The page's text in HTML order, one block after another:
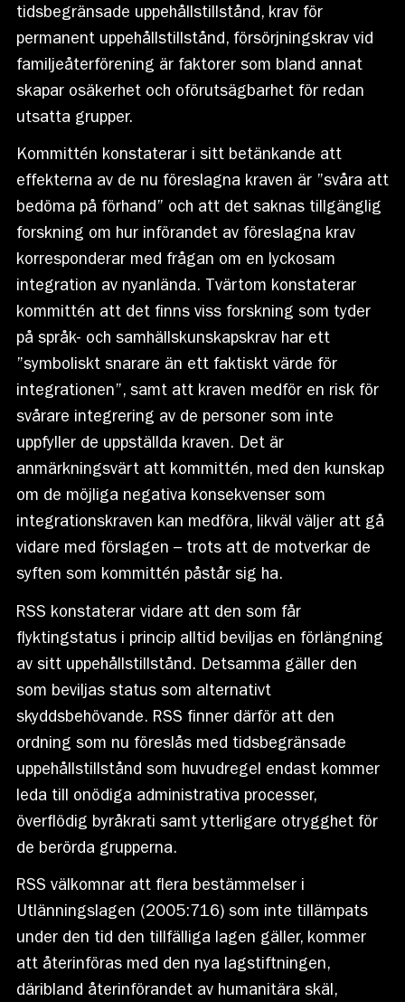
tidsbegränsade uppehållstillstånd, krav för
permanent uppehållstillstånd, försörjningskrav vid
familjeåterförening är faktorer som bland annat
skapar osäkerhet och oförutsägbarhet för redan
utsatta grupper.
Kommittén konstaterar i sitt betänkande att
effekterna av de nu föreslagna kraven är ”svåra att
bedöma på förhand” och att det saknas tillgänglig
forskning om hur införandet av föreslagna krav
korresponderar med frågan om en lyckosam
integration av nyanlända. Tvärtom konstaterar
kommittén att det finns viss forskning som tyder
på språk- och samhällskunskapskrav har ett
”symboliskt snarare än ett faktiskt värde för
integrationen”, samt att kraven medför en risk för
svårare integrering av de personer som inte
uppfyller de uppställda kraven. Det är
anmärkningsvärt att kommittén, med den kunskap
om de möjliga negativa konsekvenser som
integrationskraven kan medföra, likväl väljer att gå
vidare med förslagen – trots att de motverkar de
syften som kommittén påstår sig ha.
RSS konstaterar vidare att den som får
flyktingstatus i princip alltid beviljas en förlängning
av sitt uppehållstillstånd. Detsamma gäller den
som beviljas status som alternativt
skyddsbehövande. RSS finner därför att den
ordning som nu föreslås med tidsbegränsade
uppehållstillstånd som huvudregel endast kommer
leda till onödiga administrativa processer,
överflödig byråkrati samt ytterligare otrygghet för
de berörda grupperna.
RSS välkomnar att flera bestämmelser i
Utlänningslagen (2005:716) som inte tillämpats
under den tid den tillfälliga lagen gäller, kommer
att återinföras med den nya lagstiftningen,
däribland återinförandet av humanitära skäl,